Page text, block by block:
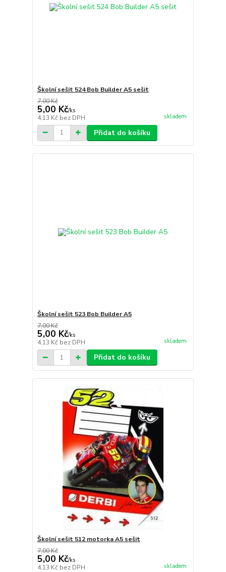
Školní sešit 524 Bob Builder A5 sešit
7,00 Kč
5,00 Kč/ks
4,13 Kč bez DPH skladem
Přidat do košíku
Školní sešit 523 Bob Builder A5
7,00 Kč
5,00 Kč/ks
4,13 Kč bez DPH skladem
Přidat do košíku
Školní sešit 512 motorka A5 sešit
7,00 Kč
5,00 Kč/ks
4,13 Kč bez DPH skladem